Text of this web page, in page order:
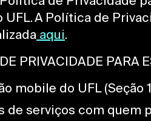
A Política de
aqui.
PRIVACIDADE PARA
mobile do UFL (Seção
de serviços com quem